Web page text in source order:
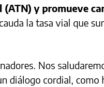
y promueve
la tasa vial que
Nos
diálogo cordial, como